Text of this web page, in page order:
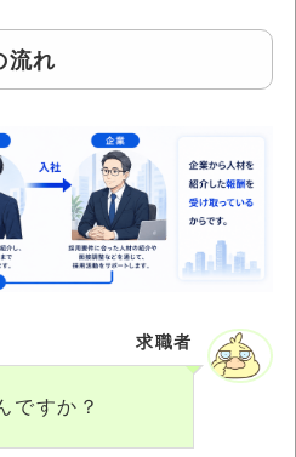
流れ
ですか？
求職者